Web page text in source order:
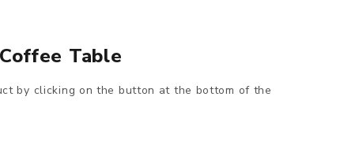
Table
by clicking on the button at the bottom of the